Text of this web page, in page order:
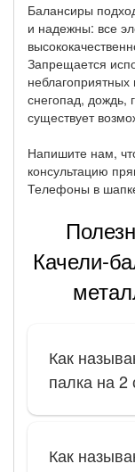
Балансиры
и надежны: все
Запрещается
снегопад, дождь,
существует
Напишите нам,
консультацию
Телефоны в
Качели-
Как
палка на 2
Как